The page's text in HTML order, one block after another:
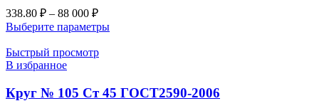
338.80 ₽ – 88 000 ₽
Выберите параметры
Быстрый просмотр
В избранное
Круг № 105 Ст 45 ГОСТ2590-2006